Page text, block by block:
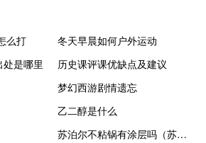
么打
冬天早晨如何户外运动
处是哪里
历史课评课优缺点及建议
梦幻西游剧情遗忘
乙二醇是什么
苏泊尔不粘锅有涂层吗（苏泊尔不粘锅涂层有毒）